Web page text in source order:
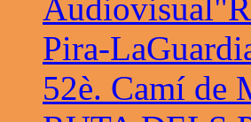
Pira-
52è. Camí de